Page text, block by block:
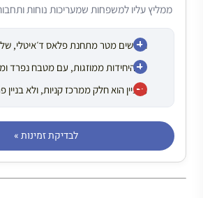
חמישים מטר מתחנת פלאס ד׳איטלי,
כל היחידות ממוזגות, עם מטבח נפרד
הבניין הוא חלק ממרכז קניות, ולא בניין
ממליץ עליו למשפחות שמעריכות נוחות
לבדיקת זמינות »